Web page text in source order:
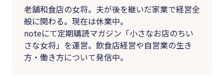
老舗和食店の女将。夫が後を継いだ家業で経営全
般に関わる。現在は休業中。
noteにて定期購読マガジン「小さなお店のちい
さな女将」を運営。飲食店経営や自営業の生き
方・働き方について発信中。